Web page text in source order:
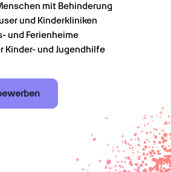
mit Behinderung
und Kinderkliniken
und Ferienheime
Kinder- und Jugendhilfe